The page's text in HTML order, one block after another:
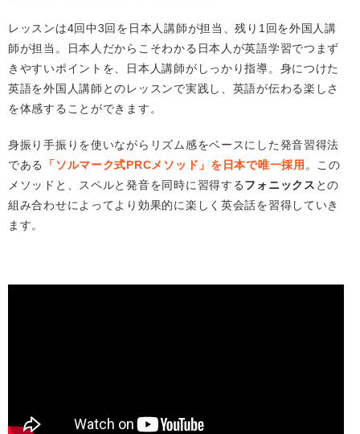
レッスンは4回中3回を日本人講師が担当、残り1回を外国人講
師が担当。日本人だからこそわかる日本人が英語学習でつまず
きやすいポイントを、日本人講師がしっかり指導。身につけた
英語を外国人講師とのレッスンで実践し、英語が伝わる楽しさ
を体感することができます。
身振り手振りを使いながらリズム感をベースにした発音習得法
である
「ソルマーク式PRCメソッド」を日本で唯一採用 。この
メソッドと、スペルと発音を同時に習得するフォニックス との
組み合わせによってより効果的に楽しく英会話を習得していき
ます。